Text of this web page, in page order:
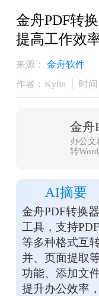
金舟PDF转
提高工作效
来源：
金舟软件
作者：Kylin
时
金舟
办公文
转
AI摘要
金舟PDF转换
工具，支持
等多种格式互
并、页面提取
功能、添加文
提升办公效率